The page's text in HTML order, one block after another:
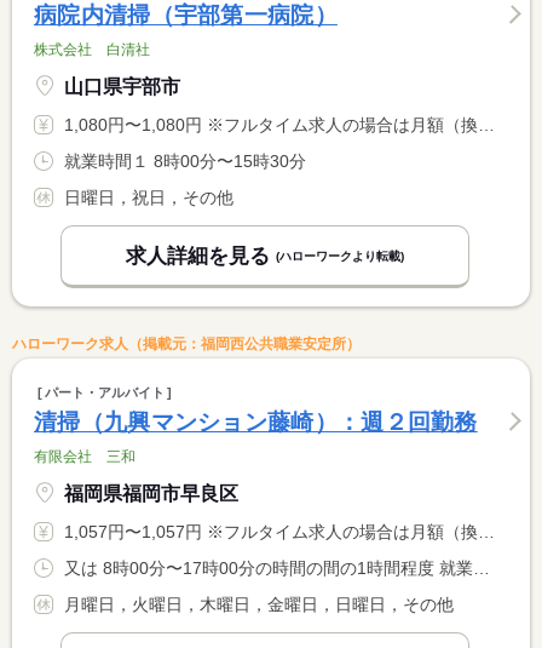
病院内清掃（宇部第一病院）
株式会社 白清社
山口県宇部市
1,080円〜1,080円 ※フルタイム求人の場合は月額（換算額）、パート求人の場合は時間額を表示しています。
就業時間１ 8時00分〜15時30分
日曜日，祝日，その他
求人詳細を見る (ハローワークより転載)
ハローワーク求人（掲載元：福岡西公共職業安定所）
パート・アルバイト
清掃（九興マンション藤崎）：週２回勤務
有限会社 三和
福岡県福岡市早良区
1,057円〜1,057円 ※フルタイム求人の場合は月額（換算額）、パート求人の場合は時間額を表示しています。
月曜日，火曜日，木曜日，金曜日，日曜日，その他